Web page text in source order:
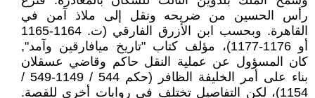
رأس الحسين من ضريحه ونقل إلى ملاذ آمن في
القاهرة. وبحسب ابن الأزرق الفارقي (ت. 1164-1165
أو 1176-1177)، مؤلف كتاب "تاريخ ميافارقين وآمد",
كان المسؤول عن عملية النقل حاكم وقاضي عسقلان
بناء على أمر الخليفة الظافر (حكم 544 / 1149-549 /
1154)، لكن التفاصيل تختلف في روايات أخرى للقصة.